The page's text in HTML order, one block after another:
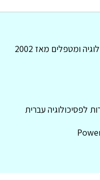
ומטפלים מאז 2002